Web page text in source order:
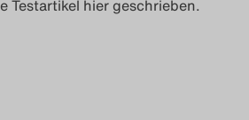
Testartikel hier geschrieben.